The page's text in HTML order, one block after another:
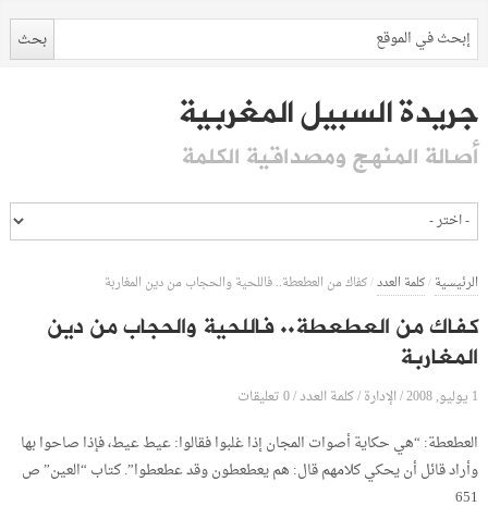
جريدة السبيل المغربية
أصالة المنهج ومصداقية الكلمة
الرئيسية/كلمة العدد/كفاك من العطعطة.. فاللحية والحجاب من دين المغاربة
كفاك من العطعطة.. فاللحية والحجاب من دين
المغاربة
1 يوليو, 2008 /الإدارة/كلمة العدد/0 تعليقات
العطعطة: “هي حكاية أصوات المجان إذا غلبوا فقالوا: عيط عيط، فإذا صاحوا بها
وأراد قائل أن يحكي كلامهم قال: هم يعطعطون وقد عطعطوا”. كتاب “العين” ص
651